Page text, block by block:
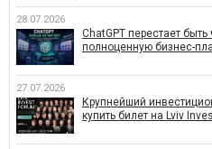
28.07.2026
ChatGPT перестает
полноценную бизнес-
27.07.2026
Крупнейший
купить билет на Lviv